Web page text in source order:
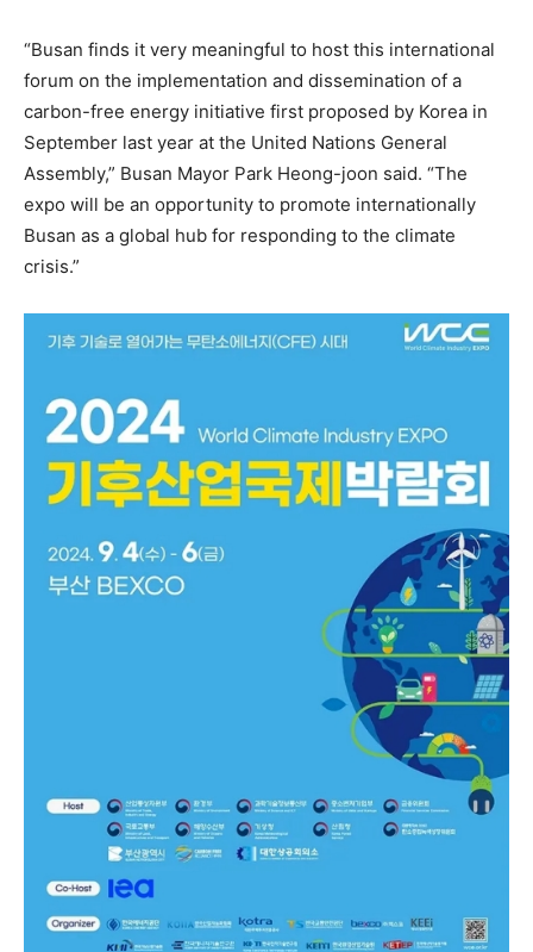
“Busan finds it very meaningful to host this international
forum on the implementation and dissemination of a
carbon-free energy initiative first proposed by Korea in
September last year at the United Nations General
Assembly,” Busan Mayor Park Heong-joon said. “The
expo will be an opportunity to promote internationally
Busan as a global hub for responding to the climate
crisis.”